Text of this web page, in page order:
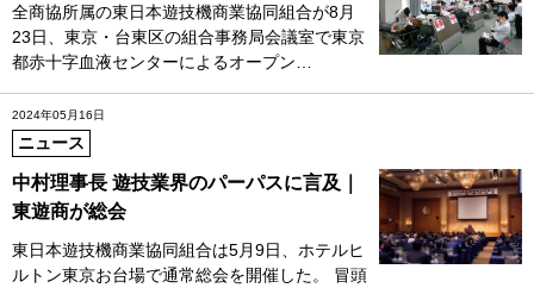
全商協所属の東日本遊技機商業協同組合が8月
23日、東京・台東区の組合事務局会議室で東京
都赤十字血液センターによるオープン…
2024年05月16日
ニュース
中村理事長 遊技業界のパーパスに言及｜
東遊商が総会
東日本遊技機商業協同組合は5月9日、ホテルヒ
ルトン東京お台場で通常総会を開催した。 冒頭